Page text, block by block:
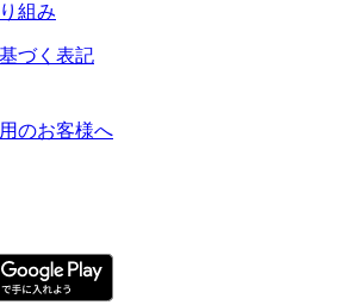
組み
づく表記
のお客様へ